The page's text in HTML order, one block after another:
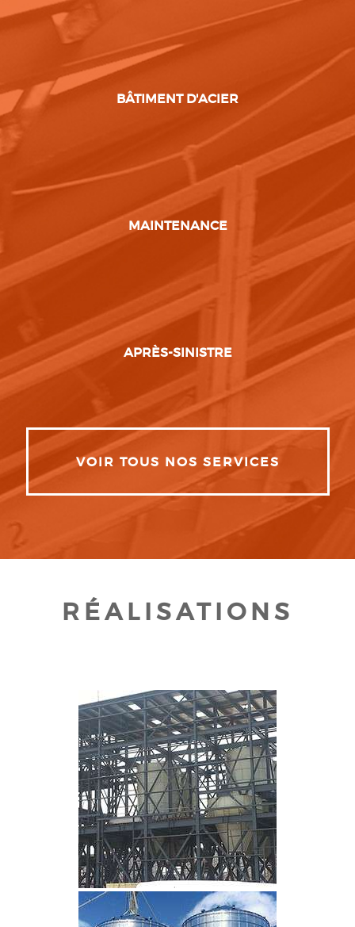
BÂTIMENT D'ACIER
MAINTENANCE
APRÈS-SINISTRE
VOIR TOUS NOS SERVICES
RÉALISATIONS
CLIQUEZ POUR AGRANDIR